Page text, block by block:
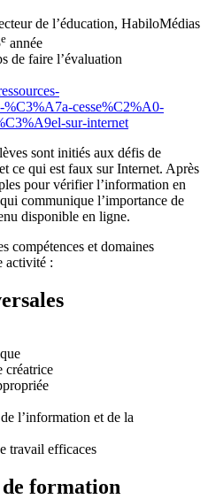
de l’éducation, HabiloMédias
e année
de faire l’évaluation
cesse%C2%A0-
sur-internet
sont initiés aux défis de
ce qui est faux sur Internet. Après
pour vérifier l’information en
communique l’importance de
disponible en ligne.
compétences et domaines
activité :
créatrice
l’information et de la
travail efficaces
formation